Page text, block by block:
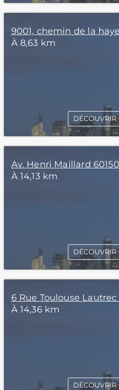
9001, chemin de la
À 8,63 km
DÉCOUVRIR
Av. Henri Maillard 60150
À 14,13 km
DÉCOUVRIR
6 Rue Toulouse Lautrec
À 14,36 km
DÉCOUVRIR